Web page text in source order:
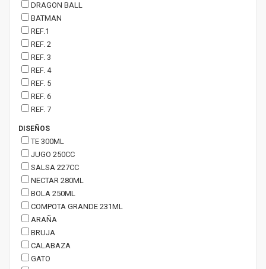
DRAGON BALL
BATMAN
REF.1
REF. 2
REF. 3
REF. 4
REF. 5
REF. 6
REF. 7
DISEÑOS
TE 300ML
JUGO 250CC
SALSA 227CC
NECTAR 280ML
BOLA 250ML
COMPOTA GRANDE 231ML
ARAÑA
BRUJA
CALABAZA
GATO